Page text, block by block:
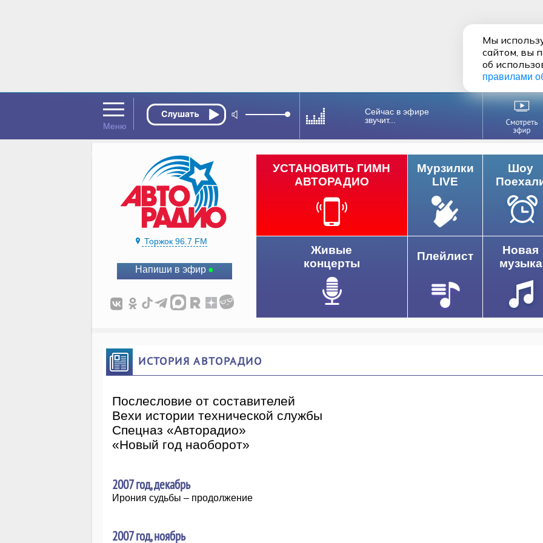
Сейчас в эфире
звучит...
Торжок 96.7 FM
Напиши в эфир
УСТАНОВИТЬ ГИМН
АВТОРАДИО
Мурзилки
LIVE
Шоу
Живые
концерты
Плейлист
Новая
музыка
ИСТОРИЯ АВТОРАДИО
Послесловие от составителей
Вехи истории технической службы
Спецназ «Авторадио»
«Новый год наоборот»
2007 год, декабрь
Ирония судьбы – продолжение
2007 год, ноябрь
Мы
сайтом, вы
об
правилами